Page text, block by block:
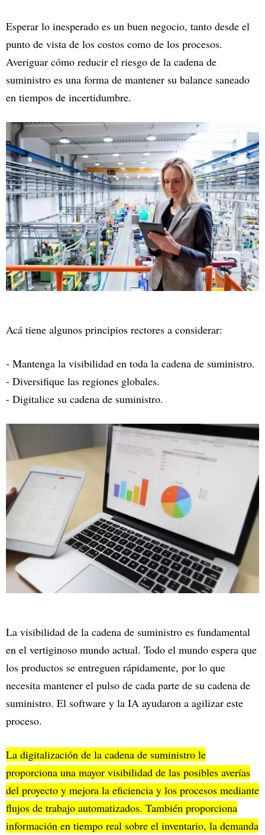
Esperar lo inesperado es un buen negocio, tanto desde el
punto de vista de los costos como de los procesos.
Averiguar cómo reducir el riesgo de la cadena de
suministro es una forma de mantener su balance saneado
en tiempos de incertidumbre.
Acá tiene algunos principios rectores a considerar:
- Mantenga la visibilidad en toda la cadena de suministro.
- Diversifique las regiones globales.
- Digitalice su cadena de suministro.
La visibilidad de la cadena de suministro es fundamental
en el vertiginoso mundo actual. Todo el mundo espera que
los productos se entreguen rápidamente, por lo que
necesita mantener el pulso de cada parte de su cadena de
suministro. El software y la IA ayudaron a agilizar este
proceso.
La digitalización de la cadena de suministro le
proporciona una mayor visibilidad de las posibles averías
del proyecto y mejora la eficiencia y los procesos mediante
flujos de trabajo automatizados. También proporciona
información en tiempo real sobre el inventario, la demanda